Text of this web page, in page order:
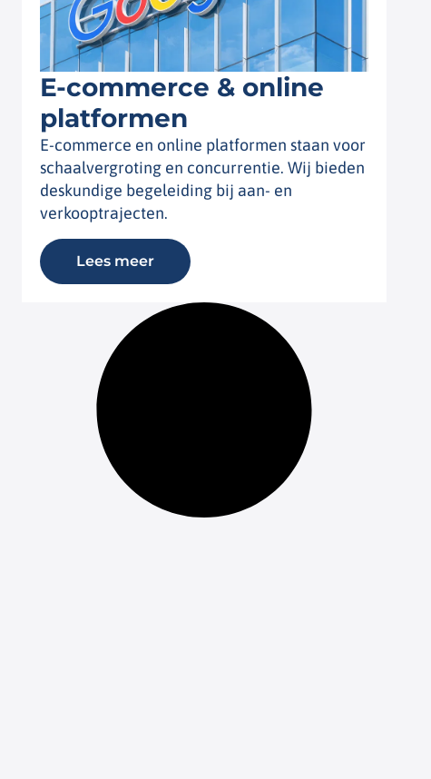
E-commerce & online
platformen
E-commerce en online platformen staan voor
schaalvergroting en concurrentie. Wij bieden
deskundige begeleiding bij aan- en
verkooptrajecten.
Lees meer